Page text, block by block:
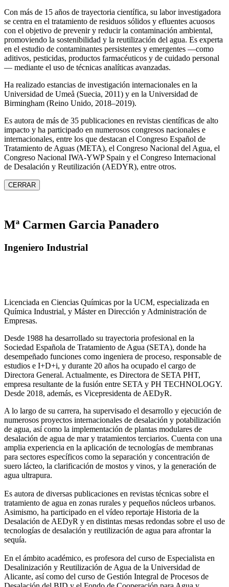
Con más de 15 años de trayectoria científica, su labor investigadora
se centra en el tratamiento de residuos sólidos y efluentes acuosos
con el objetivo de prevenir y reducir la contaminación ambiental,
promoviendo la sostenibilidad y la reutilización del agua. Es experta
en el estudio de contaminantes persistentes y emergentes —como
aditivos, pesticidas, productos farmacéuticos y de cuidado personal
— mediante el uso de técnicas analíticas avanzadas.
Ha realizado estancias de investigación internacionales en la
Universidad de Umeå (Suecia, 2011) y en la Universidad de
Birmingham (Reino Unido, 2018–2019).
Es autora de más de 35 publicaciones en revistas científicas de alto
impacto y ha participado en numerosos congresos nacionales e
internacionales, entre los que destacan el Congreso Español de
Tratamiento de Aguas (META), el Congreso Nacional del Agua, el
Congreso Nacional IWA‑YWP Spain y el Congreso Internacional
de Desalación y Reutilización (AEDYR), entre otros.
CERRAR
Mª Carmen Garcia Panadero
Ingeniero Industrial
Licenciada en Ciencias Químicas por la UCM, especializada en
Química Industrial, y Máster en Dirección y Administración de
Empresas.
Desde 1988 ha desarrollado su trayectoria profesional en la
Sociedad Española de Tratamiento de Agua (SETA), donde ha
desempeñado funciones como ingeniera de proceso, responsable de
estudios e I+D+i, y durante 20 años ha ocupado el cargo de
Directora General. Actualmente, es Directora de SETA PHT,
empresa resultante de la fusión entre SETA y PH TECHNOLOGY.
Desde 2018, además, es Vicepresidenta de AEDyR.
A lo largo de su carrera, ha supervisado el desarrollo y ejecución de
numerosos proyectos internacionales de desalación y potabilización
de agua, así como la implementación de plantas modulares de
desalación de agua de mar y tratamientos terciarios. Cuenta con una
amplia experiencia en la aplicación de tecnologías de membranas
para sectores específicos como la separación y concentración de
suero lácteo, la clarificación de mostos y vinos, y la generación de
agua ultrapura.
Es autora de diversas publicaciones en revistas técnicas sobre el
tratamiento de agua en zonas rurales y pequeños núcleos urbanos.
Asimismo, ha participado en el vídeo reportaje Historia de la
Desalación de AEDyR y en distintas mesas redondas sobre el uso de
tecnologías de desalación y reutilización de agua para afrontar la
sequía.
En el ámbito académico, es profesora del curso de Especialista en
Desalinización y Reutilización de Agua de la Universidad de
Alicante, así como del curso de Gestión Integral de Procesos de